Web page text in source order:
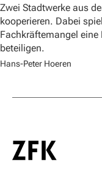
Zwei Stadtwerke aus
kooperieren. Dabei
Fachkräftemangel
beteiligen.
Hans-Peter Hoeren